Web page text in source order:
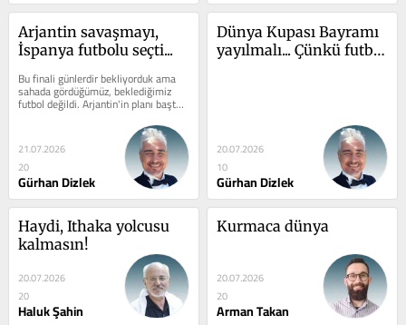
Arjantin savaşmayı,
İspanya futbolu seçti...
Bu finali günlerdir bekliyorduk ama
sahada gördüğümüz, beklediğimiz
futbol değildi. Arjantin'in planı baştan
belliydi: Skoru açmaktan...
21.07.2026
20
Gürhan Dizlek
Dünya Kupası Bayramı
yayılmalı... Çünkü futbol
20.07.2026
10
Gürhan Dizlek
Haydi, Ithaka yolcusu
kalmasın!
20.07.2026
20
Haluk Şahin
Kurmaca dünya
20.07.2026
20
Arman Takan